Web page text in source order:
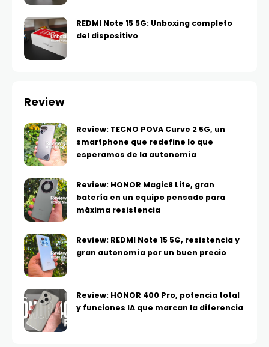
REDMI Note 15 5G: Unboxing completo
del dispositivo
Review
Review: TECNO POVA Curve 2 5G, un
smartphone que redefine lo que
esperamos de la autonomía
Review: HONOR Magic8 Lite, gran
batería en un equipo pensado para
máxima resistencia
Review: REDMI Note 15 5G, resistencia y
gran autonomía por un buen precio
Review: HONOR 400 Pro, potencia total
y funciones IA que marcan la diferencia